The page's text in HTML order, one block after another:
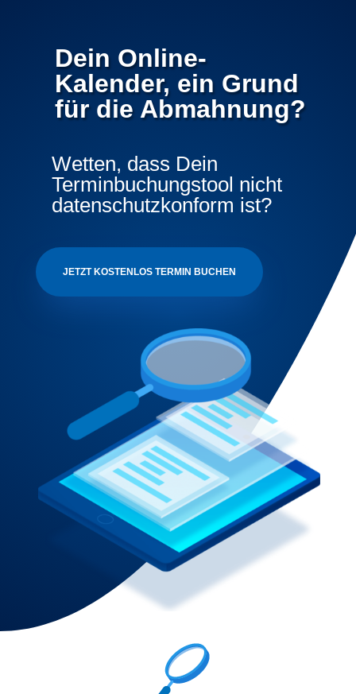
Dein Online-
Kalender, ein Grund
für die Abmahnung?
Wetten, dass Dein
Terminbuchungstool nicht
datenschutzkonform ist?
JETZT KOSTENLOS TERMIN BUCHEN